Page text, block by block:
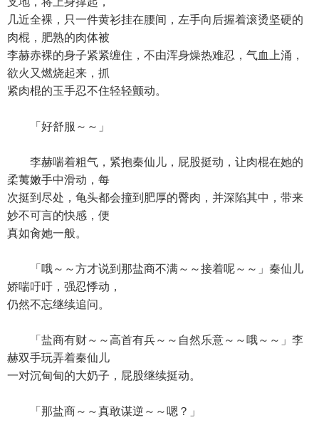
几近全裸，只一件黄衫挂在腰间，左手向后握着滚烫坚硬的
肉棍，肥熟的肉体被
李赫赤裸的身子紧紧缠住，不由浑身燥热难忍，气血上涌，
欲火又燃烧起来，抓
紧肉棍的玉手忍不住轻轻颤动。
「好舒服～～」
李赫喘着粗气，紧抱秦仙儿，屁股挺动，让肉棍在她的
柔荑嫩手中滑动，每
次挺到尽处，龟头都会撞到肥厚的臀肉，并深陷其中，带来
妙不可言的快感，便
真如肏她一般。
「哦～～方才说到那盐商不满～～接着呢～～」秦仙儿
娇喘吁吁，强忍悸动，
仍然不忘继续追问。
「盐商有财～～高首有兵～～自然乐意～～哦～～」李
赫双手玩弄着秦仙儿
一对沉甸甸的大奶子，屁股继续挺动。
「那盐商～～真敢谋逆～～嗯？」